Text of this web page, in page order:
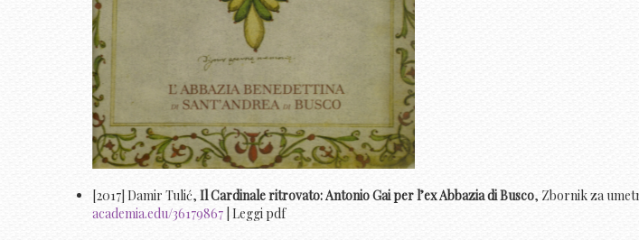
[2017] Damir Tulić, Il Cardinale ritrovato: Antonio Gai per l’ex Abbazia di Busco, Zbornik za
academia.edu/36179867 | Leggi pdf